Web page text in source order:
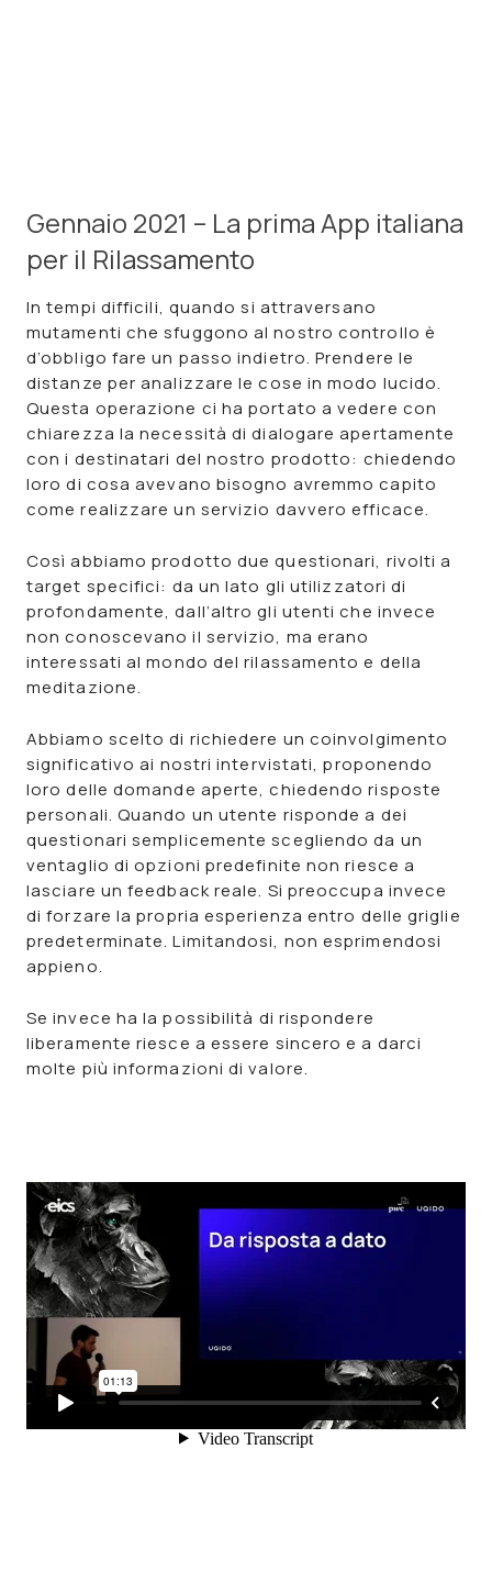
Gennaio 2021 – La prima App italiana
per il Rilassamento
In tempi difficili, quando si attraversano
mutamenti che sfuggono al nostro controllo è
d’obbligo fare un passo indietro. Prendere le
distanze per analizzare le cose in modo lucido.
Questa operazione ci ha portato a vedere con
chiarezza la necessità di dialogare apertamente
con i destinatari del nostro prodotto: chiedendo
loro di cosa avevano bisogno avremmo capito
come realizzare un servizio davvero efficace.
Così abbiamo prodotto due questionari, rivolti a
target specifici: da un lato gli utilizzatori di
profondamente, dall’altro gli utenti che invece
non conoscevano il servizio, ma erano
interessati al mondo del rilassamento e della
meditazione.
Abbiamo scelto di richiedere un coinvolgimento
significativo ai nostri intervistati, proponendo
loro delle domande aperte, chiedendo risposte
personali. Quando un utente risponde a dei
questionari semplicemente scegliendo da un
ventaglio di opzioni predefinite non riesce a
lasciare un feedback reale. Si preoccupa invece
di forzare la propria esperienza entro delle griglie
predeterminate. Limitandosi, non esprimendosi
appieno.
Se invece ha la possibilità di rispondere
liberamente riesce a essere sincero e a darci
molte più informazioni di valore.